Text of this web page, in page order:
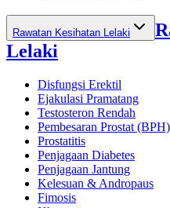
Rawatan Kesihatan Lelaki
Lelaki
Disfungsi Erektil
Ejakulasi Pramatang
Testosteron Rendah
Pembesaran Prostat (BPH)
Prostatitis
Penjagaan Diabetes
Penjagaan Jantung
Kelesuan & Andropaus
Fimosis